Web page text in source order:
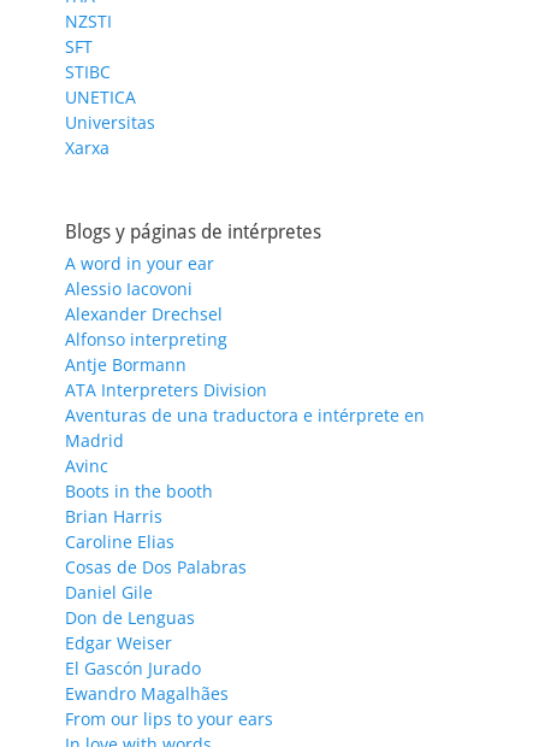
NZSTI
SFT
STIBC
UNETICA
Universitas
Xarxa
Blogs y páginas de intérpretes
A word in your ear
Alessio Iacovoni
Alexander Drechsel
Alfonso interpreting
Antje Bormann
ATA Interpreters Division
Aventuras de una traductora e intérprete en
Madrid
Avinc
Boots in the booth
Brian Harris
Caroline Elias
Cosas de Dos Palabras
Daniel Gile
Don de Lenguas
Edgar Weiser
El Gascón Jurado
Ewandro Magalhães
From our lips to your ears